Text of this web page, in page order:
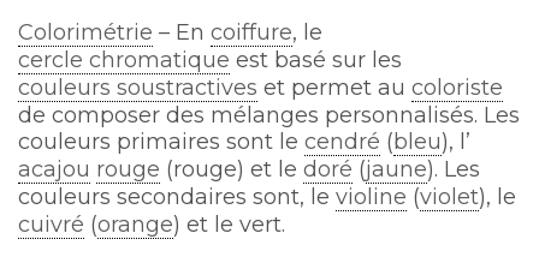
Colorimétrie – En coiffure, le
cercle chromatique est basé sur les
couleurs soustractives et permet au coloriste
de composer des mélanges personnalisés. Les
couleurs primaires sont le cendré (bleu), l’
acajou rouge (rouge) et le doré (jaune). Les
couleurs secondaires sont, le violine (violet), le
cuivré (orange) et le vert.